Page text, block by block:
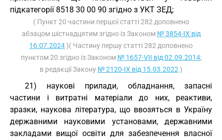
підкатегорії 8518 30 00 90 згідно з УКТ ЗЕД;
( Пункт 20 частини першої статті 282 доповнено
абзацом шістнадцятим згідно із Законом № 3854-IX від
16.07.2024)( Частину першу статті 282 доповнено
пунктом 20 згідно із Законом № 1657-VII від 02.09.2014;
в редакції Закону № 2120-IX від 15.03.2022 )
21) наукові прилади, обладнання, запасні
частини і витратні матеріали до них, реактиви,
зразки, наукова література, що ввозяться в Україну
державними науковими установами, державними
закладами вищої освіти для забезпечення власної